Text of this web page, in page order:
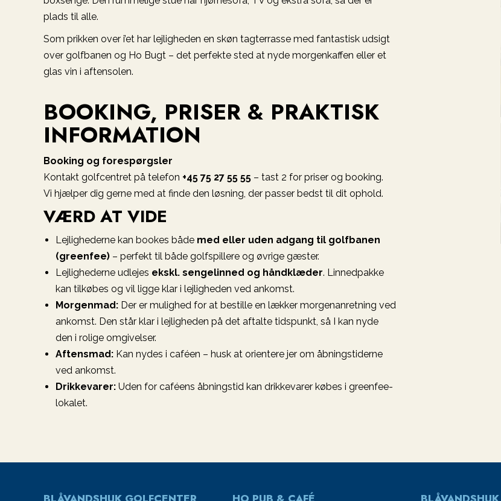
plads til alle.
Som prikken over i’et har lejligheden en skøn tagterrasse med fantastisk udsigt
over golfbanen og Ho Bugt – det perfekte sted at nyde morgenkaffen eller et
glas vin i aftensolen.
BOOKING, PRISER & PRAKTISK
INFORMATION
Booking og forespørgsler
Kontakt golfcentret på telefon +45 75 27 55 55 – tast 2 for priser og booking.
Vi hjælper dig gerne med at finde den løsning, der passer bedst til dit ophold.
VÆRD AT VIDE
Lejlighederne kan bookes både med eller uden adgang til golfbanen
(greenfee) – perfekt til både golfspillere og øvrige gæster.
Lejlighederne udlejes ekskl. sengelinned og håndklæder. Linnedpakke
kan tilkøbes og vil ligge klar i lejligheden ved ankomst.
Morgenmad: Der er mulighed for at bestille en lækker morgenanretning ved
ankomst. Den står klar i lejligheden på det aftalte tidspunkt, så I kan nyde
den i rolige omgivelser.
Aftensmad: Kan nydes i caféen – husk at orientere jer om åbningstiderne
ved ankomst.
Drikkevarer: Uden for caféens åbningstid kan drikkevarer købes i greenfee-
lokalet.